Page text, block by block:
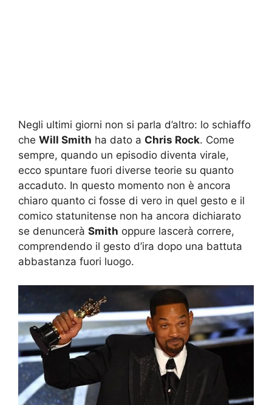
Negli ultimi giorni non si parla d’altro: lo schiaffo
che Will Smith ha dato a Chris Rock. Come
sempre, quando un episodio diventa virale,
ecco spuntare fuori diverse teorie su quanto
accaduto. In questo momento non è ancora
chiaro quanto ci fosse di vero in quel gesto e il
comico statunitense non ha ancora dichiarato
se denuncerà Smith oppure lascerà correre,
comprendendo il gesto d’ira dopo una battuta
abbastanza fuori luogo.